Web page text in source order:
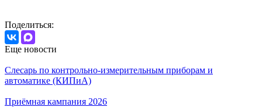
Поделиться:
Еще новости
Слесарь по контрольно-измерительным приборам и
автоматике (КИПиА)
Приёмная кампания 2026